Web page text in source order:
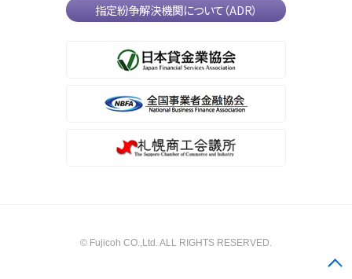
指定紛争解決機関について（ADR）
© Fujicoh CO.,Ltd. ALL RIGHTS RESERVED.